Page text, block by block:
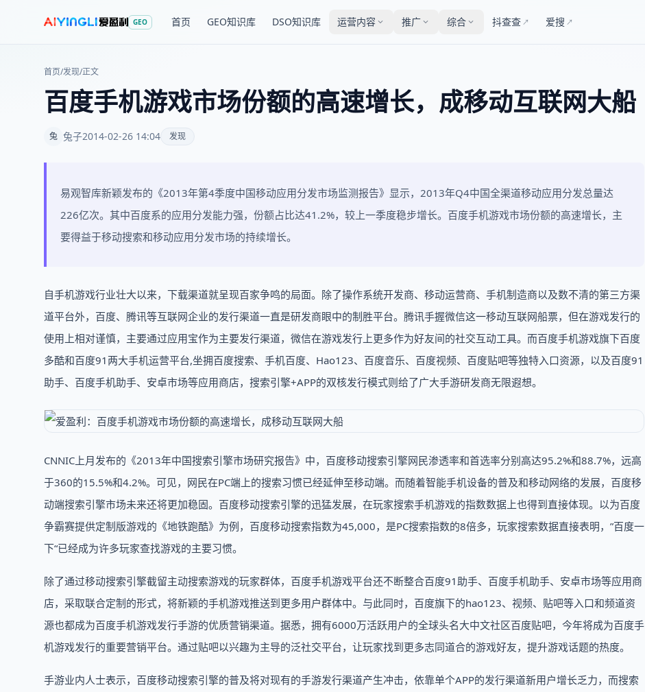
GEO 首页 GEO知识库 DSO知识库 运营内容 推广 综合 抖查查 ↗ 爱搜 ↗
首页/发现/正文
百度手机游戏市场份额的高速增长，成移动互联网大船
兔 兔子2014-02-26 14:04 发现
易观智库新颖发布的《2013年第4季度中国移动应用分发市场监测报告》显示，2013年Q4中国全渠道移动应用分发总量达
226亿次。其中百度系的应用分发能力强，份额占比达41.2%，较上一季度稳步增长。百度手机游戏市场份额的高速增长，主
要得益于移动搜索和移动应用分发市场的持续增长。
自手机游戏行业壮大以来，下载渠道就呈现百家争鸣的局面。除了操作系统开发商、移动运营商、手机制造商以及数不清的第三方渠
道平台外，百度、腾讯等互联网企业的发行渠道一直是研发商眼中的制胜平台。腾讯手握微信这一移动互联网船票，但在游戏发行的
使用上相对谨慎，主要通过应用宝作为主要发行渠道，微信在游戏发行上更多作为好友间的社交互动工具。而百度手机游戏旗下百度
多酷和百度91两大手机运营平台,坐拥百度搜索、手机百度、Hao123、百度音乐、百度视频、百度贴吧等独特入口资源，以及百度91
助手、百度手机助手、安卓市场等应用商店，搜索引擎+APP的双核发行模式则给了广大手游研发商无限遐想。
CNNIC上月发布的《2013年中国搜索引擎市场研究报告》中，百度移动搜索引擎网民渗透率和首选率分别高达95.2%和88.7%，远高
于360的15.5%和4.2%。可见，网民在PC端上的搜索习惯已经延伸至移动端。而随着智能手机设备的普及和移动网络的发展，百度移
动端搜索引擎市场未来还将更加稳固。百度移动搜索引擎的迅猛发展，在玩家搜索手机游戏的指数数据上也得到直接体现。以为百度
争霸赛提供定制版游戏的《地铁跑酷》为例，百度移动搜索指数为45,000，是PC搜索指数的8倍多，玩家搜索数据直接表明，”百度一
下“已经成为许多玩家查找游戏的主要习惯。
除了通过移动搜索引擎截留主动搜索游戏的玩家群体，百度手机游戏平台还不断整合百度91助手、百度手机助手、安卓市场等应用商
店，采取联合定制的形式，将新颖的手机游戏推送到更多用户群体中。与此同时，百度旗下的hao123、视频、贴吧等入口和频道资
源也都成为百度手机游戏发行手游的优质营销渠道。据悉，拥有6000万活跃用户的全球头名大中文社区百度贴吧，今年将成为百度手
机游戏发行的重要营销平台。通过贴吧以兴趣为主导的泛社交平台，让玩家找到更多志同道合的游戏好友，提升游戏话题的热度。
手游业内人士表示，百度移动搜索引擎的普及将对现有的手游发行渠道产生冲击，依靠单个APP的发行渠道新用户增长乏力，而搜索